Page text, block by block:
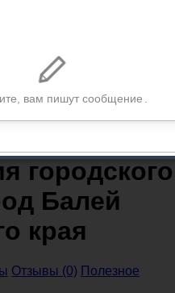
поселения город Балей
городского
Балей
края
Отзывы (0) Полезное